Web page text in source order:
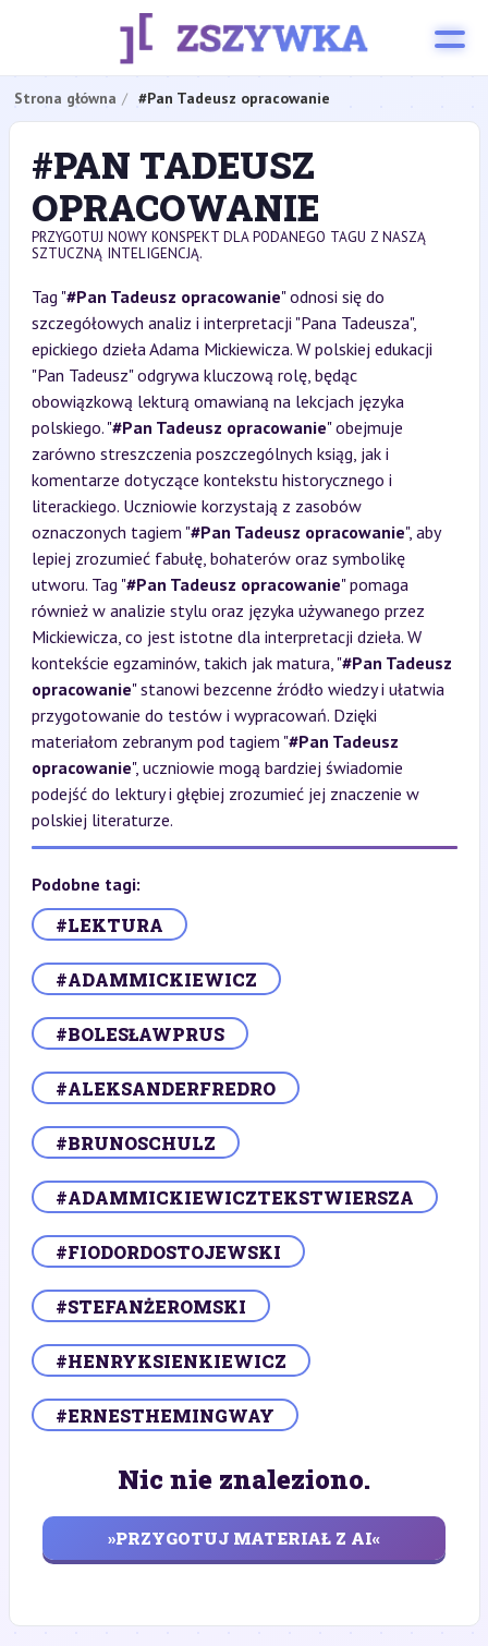
Strona główna #Pan Tadeusz opracowanie
#PAN TADEUSZ
OPRACOWANIE
PRZYGOTUJ NOWY KONSPEKT DLA PODANEGO TAGU Z NASZĄ
SZTUCZNĄ INTELIGENCJĄ.
Tag "#Pan Tadeusz opracowanie" odnosi się do
szczegółowych analiz i interpretacji "Pana Tadeusza",
epickiego dzieła Adama Mickiewicza. W polskiej edukacji
"Pan Tadeusz" odgrywa kluczową rolę, będąc
obowiązkową lekturą omawianą na lekcjach języka
polskiego. "#Pan Tadeusz opracowanie" obejmuje
zarówno streszczenia poszczególnych ksiąg, jak i
komentarze dotyczące kontekstu historycznego i
literackiego. Uczniowie korzystają z zasobów
oznaczonych tagiem "#Pan Tadeusz opracowanie", aby
lepiej zrozumieć fabułę, bohaterów oraz symbolikę
utworu. Tag "#Pan Tadeusz opracowanie" pomaga
również w analizie stylu oraz języka używanego przez
Mickiewicza, co jest istotne dla interpretacji dzieła. W
kontekście egzaminów, takich jak matura, "#Pan Tadeusz
opracowanie" stanowi bezcenne źródło wiedzy i ułatwia
przygotowanie do testów i wypracowań. Dzięki
materiałom zebranym pod tagiem "#Pan Tadeusz
opracowanie", uczniowie mogą bardziej świadomie
podejść do lektury i głębiej zrozumieć jej znaczenie w
polskiej literaturze.
Podobne tagi:
#LEKTURA
#ADAMMICKIEWICZ
#BOLESŁAWPRUS
#ALEKSANDERFREDRO
#BRUNOSCHULZ
#ADAMMICKIEWICZTEKSTWIERSZA
#FIODORDOSTOJEWSKI
#STEFANŻEROMSKI
#HENRYKSIENKIEWICZ
#ERNESTHEMINGWAY
Nic nie znaleziono.
»PRZYGOTUJ MATERIAŁ Z AI«